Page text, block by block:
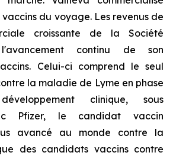
du voyage. Les revenus de
croissante de la Société
continu de son
Celui-ci comprend le seul
la maladie de Lyme en phase
clinique, sous
Pfizer, le candidat vaccin
avancé au monde contre la
des candidats vaccins contre